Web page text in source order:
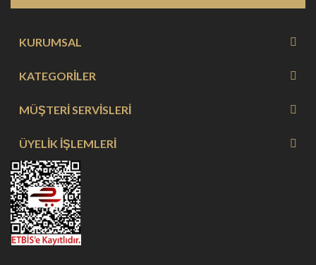
KURUMSAL
KATEGORİLER
MÜŞTERİ SERVİSLERİ
ÜYELİK İŞLEMLERİ